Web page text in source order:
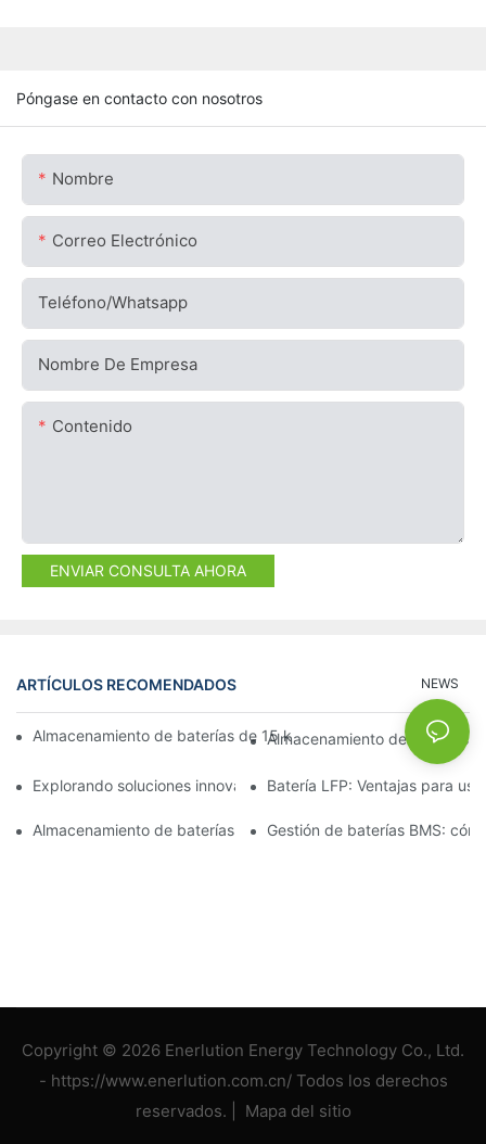
Póngase en contacto con nosotros
Nombre
Correo Electrónico
Teléfono/whatsapp
Nombre De Empresa
Contenido
ENVIAR CONSULTA AHORA
ARTÍCULOS RECOMENDADOS NEWS
Almacenamiento de baterías de 15 kW: Impulsando su futuro
Almacenamiento de baterías
Explorando soluciones innovadoras de almacenamiento de
Batería LFP: Ventajas para
Almacenamiento de baterías industriales: Impulsando
Gestión de baterías BMS:
Copyright © 2026 Enerlution Energy Technology Co., Ltd.
- https://www.enerlution.com.cn/ Todos los derechos
reservados. |
Mapa del sitio